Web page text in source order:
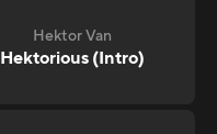
Hektor Van
Hektorious (Intro)